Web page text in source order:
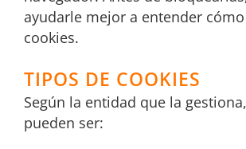
ayudarle mejor a entender
cookies.
TIPOS DE COOKIES
Según la entidad que la
pueden ser: